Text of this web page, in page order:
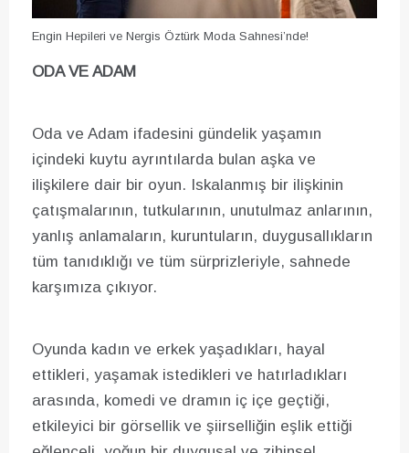
Engin Hepileri ve Nergis Öztürk Moda Sahnesi’nde!
ODA VE ADAM
Oda ve Adam ifadesini gündelik yaşamın
içindeki kuytu ayrıntılarda bulan aşka ve
ilişkilere dair bir oyun. Iskalanmış bir ilişkinin
çatışmalarının, tutkularının, unutulmaz anlarının,
yanlış anlamaların, kuruntuların, duygusallıkların
tüm tanıdıklığı ve tüm sürprizleriyle, sahnede
karşımıza çıkıyor.
Oyunda kadın ve erkek yaşadıkları, hayal
ettikleri, yaşamak istedikleri ve hatırladıkları
arasında, komedi ve dramın iç içe geçtiği,
etkileyici bir görsellik ve şiirselliğin eşlik ettiği